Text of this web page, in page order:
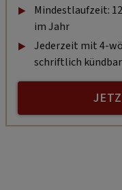
Mindestlaufzeit:
im Jahr
Jederzeit mit 4-
schriftlich